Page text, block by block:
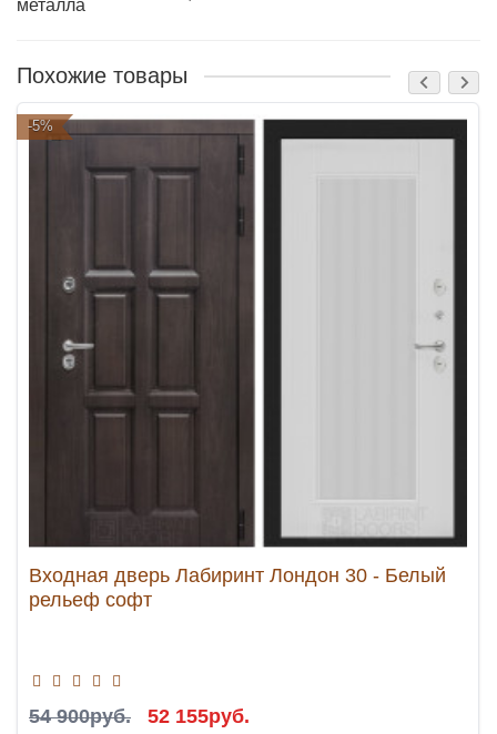
металла
Похожие товары
-5%
Входная дверь Лабиринт Лондон 30 - Белый
рельеф софт
54 900руб. 52 155руб.